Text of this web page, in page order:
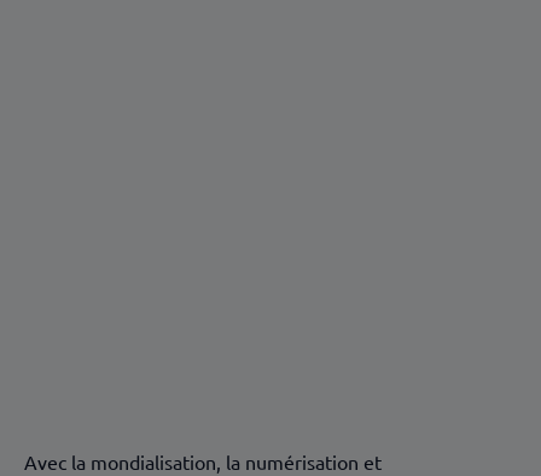
FAQ
Avec la mondialisation, la numérisation et